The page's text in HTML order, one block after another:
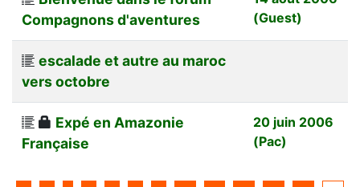
Compagnons d'aventures
(Guest)
escalade et autre au maroc
vers octobre
Expé en Amazonie
Française
20 juin 2006
(Pac)